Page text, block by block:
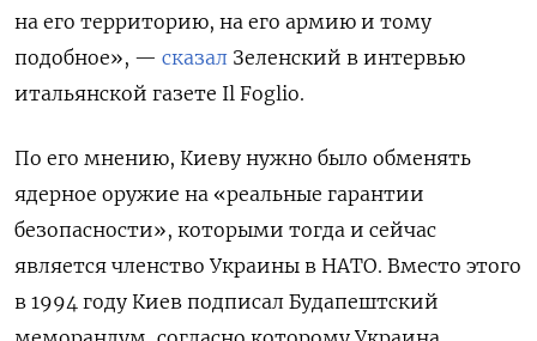
на его территорию, на его армию и тому
подобное», — сказал Зеленский в интервью
итальянской газете Il Foglio.
По его мнению, Киеву нужно было обменять
ядерное оружие на «реальные гарантии
безопасности», которыми тогда и сейчас
является членство Украины в НАТО. Вместо этого
в 1994 году Киев подписал Будапештский